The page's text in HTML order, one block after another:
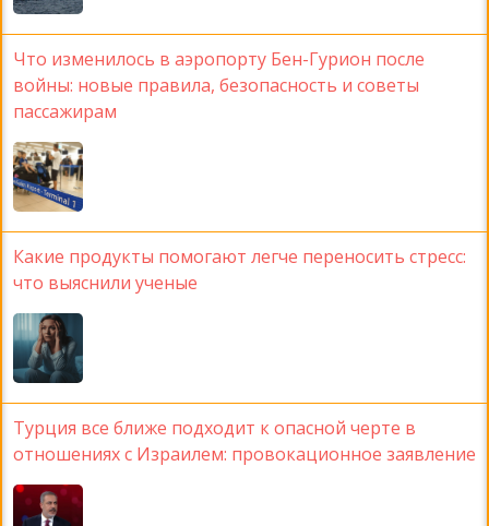
Что изменилось в аэропорту Бен-Гурион после
войны: новые правила, безопасность и советы
пассажирам
Какие продукты помогают легче переносить стресс:
что выяснили ученые
Турция все ближе подходит к опасной черте в
отношениях с Израилем: провокационное заявление